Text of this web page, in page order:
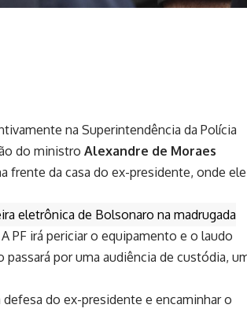
na Superintendência da Polícia
do ministro Alexandre de Moraes
frente da casa do ex-presidente, onde ele
eletrônica de Bolsonaro na madrugada
A PF irá periciar o equipamento e o laudo
por uma audiência de custódia,
do ex-presidente e encaminhar o